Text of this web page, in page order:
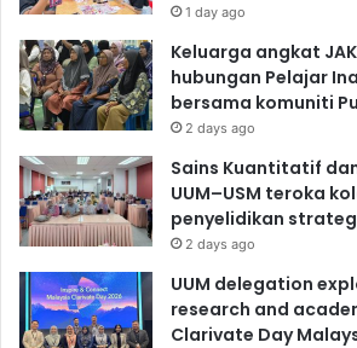
1 day ago
Keluarga angkat
hubungan Pelajar
bersama komuniti
2 days ago
Sains Kuantitatif
UUM–USM teroka
penyelidikan
2 days ago
UUM delegation
research and
Clarivate Day